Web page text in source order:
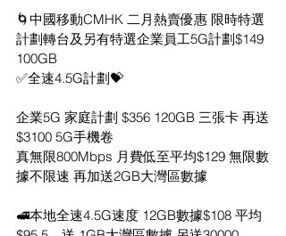
🌀中國移動CMHK 二月熱賣優惠 限時特選
計劃轉台及另有特選企業員工5G計劃$149
100GB
✅全速4.5G計劃💝
企業5G 家庭計劃 $356 120GB 三張卡 再送
$3100 5G手機卷
真無限800Mbps 月費低至平均$129 無限數
據不限速 再加送2GB大灣區數據
🚅本地全速4.5G速度 12GB數據$108 平均